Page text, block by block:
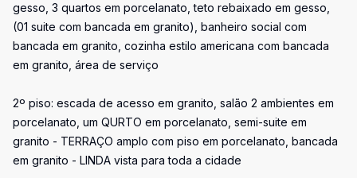
gesso, 3 quartos em porcelanato, teto rebaixado em gesso,
(01 suite com bancada em granito), banheiro social com
bancada em granito, cozinha estilo americana com bancada
em granito, área de serviço
2º piso: escada de acesso em granito, salão 2 ambientes em
porcelanato, um QURTO em porcelanato, semi-suite em
granito - TERRAÇO amplo com piso em porcelanato, bancada
em granito - LINDA vista para toda a cidade